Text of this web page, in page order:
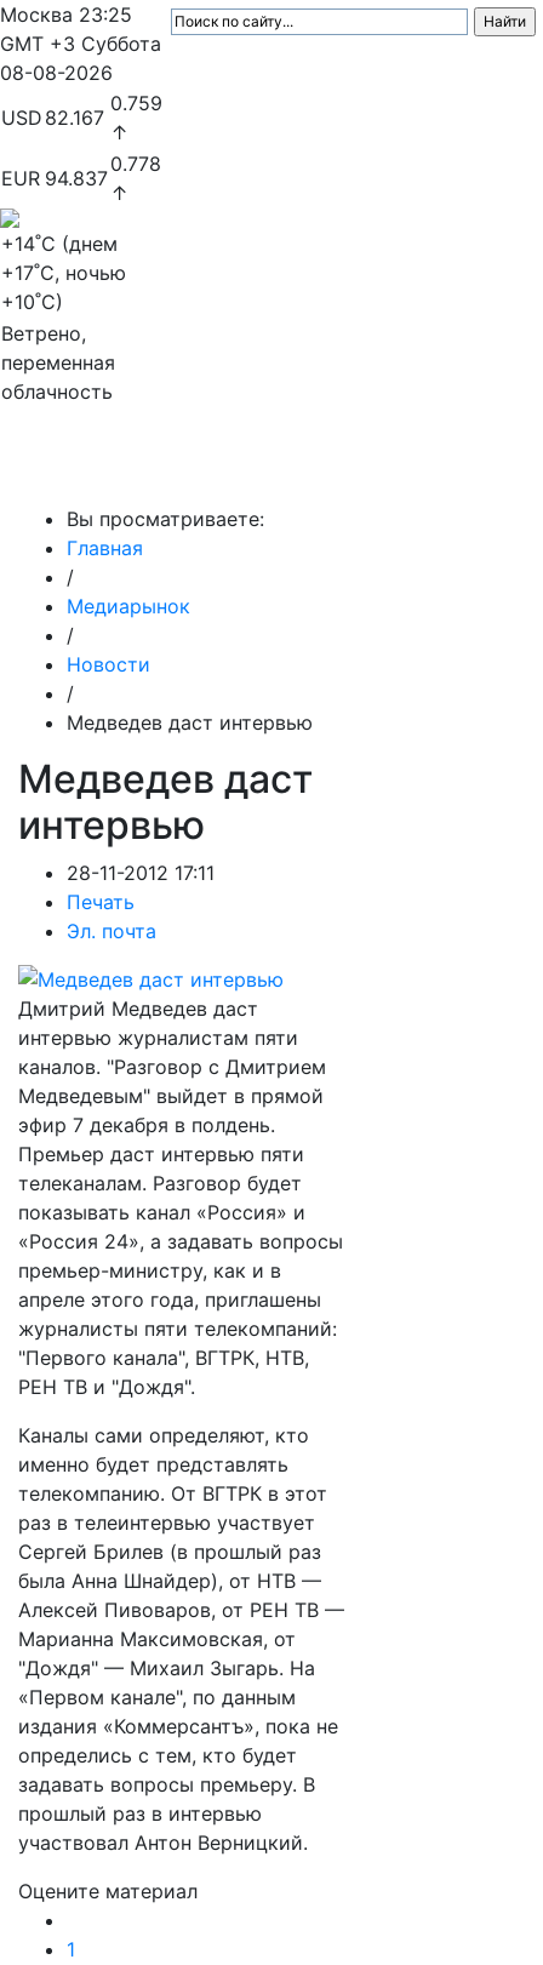
Москва 23:25
GMT +3 Суббота
08-08-2026
USD 82.167
0.759
↑
EUR 94.837
0.778
↑
+14˚C (днем
+17˚C, ночью
+10˚C)
Ветрено,
переменная
облачность
Вы просматриваете:
Главная
/
Медиарынок
/
Новости
/
Медведев даст интервью
Медведев даст
интервью
28-11-2012 17:11
Печать
Эл. почта
Дмитрий Медведев даст
интервью журналистам пяти
каналов. "Разговор с Дмитрием
Медведевым" выйдет в прямой
эфир 7 декабря в полдень.
Премьер даст интервью пяти
телеканалам. Разговор будет
показывать канал «Россия» и
«Россия 24», а задавать вопросы
премьер-министру, как и в
апреле этого года, приглашены
журналисты пяти телекомпаний:
"Первого канала", ВГТРК, НТВ,
РЕН ТВ и "Дождя".
Каналы сами определяют, кто
именно будет представлять
телекомпанию. От ВГТРК в этот
раз в телеинтервью участвует
Сергей Брилев (в прошлый раз
была Анна Шнайдер), от НТВ —
Алексей Пивоваров, от РЕН ТВ —
Марианна Максимовская, от
"Дождя" — Михаил Зыгарь. На
«Первом канале", по данным
издания «Коммерсантъ», пока не
определись с тем, кто будет
задавать вопросы премьеру. В
прошлый раз в интервью
участвовал Антон Верницкий.
Оцените материал
1